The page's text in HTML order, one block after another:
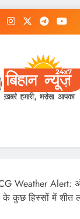
Weather Alert:
के कुछ हिस्सों में शीत